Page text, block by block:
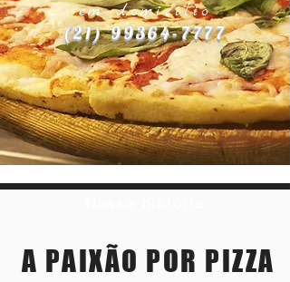
em domicílio
(21) 99364-7777
A PAIXÃO POR PIZZA